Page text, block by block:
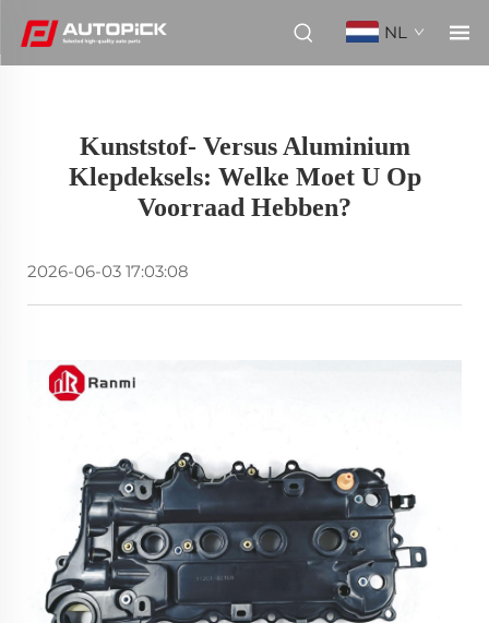
NL
Kunststof- Versus Aluminium
Klepdeksels: Welke Moet U Op
Voorraad Hebben?
2026-06-03 17:03:08